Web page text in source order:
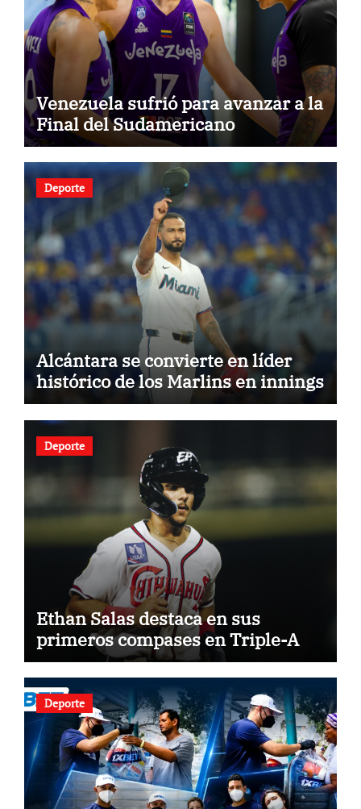
Venezuela sufrió para avanzar a la
Final del Sudamericano
Deporte
Alcántara se convierte en líder
histórico de los Marlins en innings
Deporte
Ethan Salas destaca en sus
primeros compases en Triple-A
Deporte